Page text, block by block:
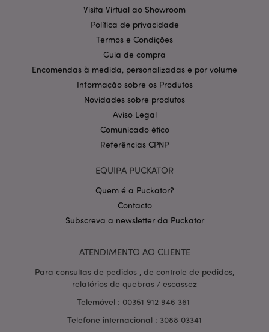
Visita Virtual ao Showroom
Política de privacidade
Termos e Condições
Guia de compra
Encomendas à medida, personalizadas e por volume
Informação sobre os Produtos
Novidades sobre produtos
Aviso Legal
Comunicado ético
Referências CPNP
EQUIPA PUCKATOR
Quem é a Puckator?
Contacto
Subscreva a newsletter da Puckator
ATENDIMENTO AO CLIENTE
Para consultas de pedidos , de controle de pedidos,
relatórios de quebras / escassez
Telemóvel : 00351 912 946 361
Telefone internacional : 3088 03341
estritamente necessários.
CookieScriptConsent
.puckator.pt
mage-cache-storage-section-
PHPSESSID
PHP.net
.www.puckator.pt